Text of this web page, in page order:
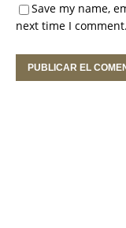
Save my name,
next time I comment.